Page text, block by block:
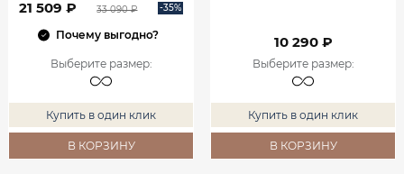
21 509 ₽ 33 090 ₽ -35%
Почему выгодно?
Выберите размер:
Купить в один клик
В КОРЗИНУ
10 290 ₽
Выберите размер:
Купить в один клик
В КОРЗИНУ